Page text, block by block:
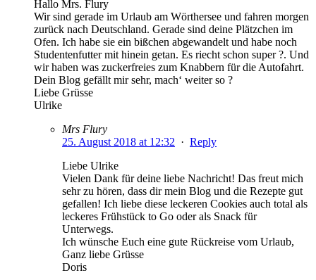
Hallo Mrs. Flury
Wir sind gerade im Urlaub am Wörthersee und fahren morgen
zurück nach Deutschland. Gerade sind deine Plätzchen im
Ofen. Ich habe sie ein bißchen abgewandelt und habe noch
Studentenfutter mit hinein getan. Es riecht schon super ?. Und
wir haben was zuckerfreies zum Knabbern für die Autofahrt.
Dein Blog gefällt mir sehr, mach‘ weiter so ?
Liebe Grüsse
Ulrike
Mrs Flury
25. August 2018 at 12:32 · Reply
Liebe Ulrike
Vielen Dank für deine liebe Nachricht! Das freut mich
sehr zu hören, dass dir mein Blog und die Rezepte gut
gefallen! Ich liebe diese leckeren Cookies auch total als
leckeres Frühstück to Go oder als Snack für
Unterwegs.
Ich wünsche Euch eine gute Rückreise vom Urlaub,
Ganz liebe Grüsse
Doris